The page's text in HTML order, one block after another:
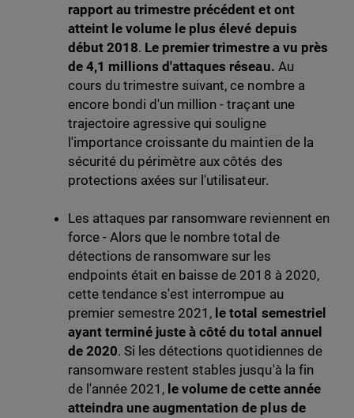
rapport au trimestre précédent et ont
atteint le volume le plus élevé depuis
début 2018. Le premier trimestre a vu près
de 4,1 millions d'attaques réseau. Au
cours du trimestre suivant, ce nombre a
encore bondi d'un million - traçant une
trajectoire agressive qui souligne
l'importance croissante du maintien de la
sécurité du périmètre aux côtés des
protections axées sur l'utilisateur.
Les attaques par ransomware reviennent en
force - Alors que le nombre total de
détections de ransomware sur les
endpoints était en baisse de 2018 à 2020,
cette tendance s'est interrompue au
premier semestre 2021, le total semestriel
ayant terminé juste à côté du total annuel
de 2020. Si les détections quotidiennes de
ransomware restent stables jusqu'à la fin
de l'année 2021, le volume de cette année
atteindra une augmentation de plus de